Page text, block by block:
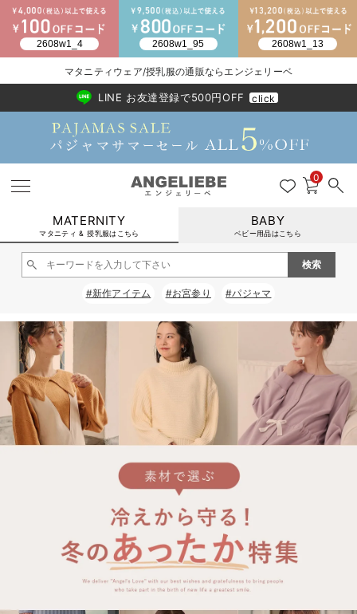
戻る
マタニティウェア全て
マタニティ ワンピース
マタニティ パンツ
マタニティ スカート
マタニティ トップス
マタニティ アウター（コート）・ママコート
戻る
マタニティ 下着・インナー全て
マタニティ ショーツ
妊婦帯・腹帯・産前ガードル
マタニティ 授乳 キャミソール
骨盤・マタニティベルト （妊娠中・産後）
マタニティ 腹巻き
戻る
授乳ワンピース
授乳トップス
戻る
マタニティ フォーマル全て
マタニティ スーツ
マタニティ オフィス 通勤服
マタニティ ドレス（結婚式・お呼ばれ）
マタニティ フォーマル パンツ・ボトムス
戻る
妊婦用 抱き枕・授乳クッション
授乳 ケープ
戻る
マタニティレッグウェア全て
マタニティストッキング・タイツ
マタニティレギンス
戻る
マタニティ ボディケア全て
妊娠線クリーム
戻る
アウトレット全て
【アウトレット】ワンピース
【アウトレット】トップス・授乳トップス
【アウトレット】ボトムス
【アウトレット】パジャマ
【アウトレット】インナー
戻る
抗菌防臭加工
透け防止
見えてもカワイイ
コットン素材
戻る
再入荷｜インナー
再入荷｜アウター
送料無料アイテム全て
ワンピース
トップス
パンツ
スカート
ベビー
ブラキャミ おまとめ
【37周年祭セール】
【37周年祭セール】
【37周年祭セール】
気温差別オススメア
【15℃】3月下旬～
【〜10℃】3月中旬
動きやすく着回しで
涼しくて可愛い「ワ
強撚スムース(コス
マタニティウェア
【おまとめ割】パジ
こだわりの履き心地
カジュアル
デニム
レギンス
オフィス
ジャケット派
きれいめトップス派
きれいめスカート派
きれいめ美脚パンツ派
出産準備応援割全て
マタニティパジャマ
マタニティインナー
ベビー
【オフィスカジュア
【オフィスカジュア
レギンスタイプ
パンツタイプ
【フォーマル】ワン
【フォーマル】ボト
【フォーマル】トッ
【ベビー】長袖
【ベビー】半袖
【ベビー】グッズ
ハンカチ
2WAYオール
コンビ肌着
短肌着
快適ウェア10%OFF
快適ウェア10%OFF
春のマタニティワン
セットアップ・ レイ
Aライン ・フレアワ
Iライン ・タイトシル
ジャンパースカート/
あったかアイテム｜
Gift Selection 出産
〜3,000円（税込）
〜5,000円（税込）
〜10,000円（税込）
10,001円（税込）〜
もらって嬉しいギフト
冬の冷え対策インナ
薄くてあったか
綿混素材
腹巻・ひざ上パンツ
保温&リカバリー
裏起毛素材
入院準備の持ち物チ
入院してすぐ使うグ
赤ちゃんへ使うもの
産後に使うグッズ
冬のあったか特集全て
【冬のあったか特集
【冬のあったか特集
【冬のあったか特集
【冬のあったか特集
マタニティウェア/授乳服の通販ならエンジェリーベ
2026/NewArrival
送料495円(一部地域を除く) 7,700円以上で送料無料
LINE お友達登録で500円OFF click
0
MATERNITY
マタニティ & 授乳服はこちら
BABY
ベビー用品はこちら
#新作アイテム #お宮参り #パジャマ